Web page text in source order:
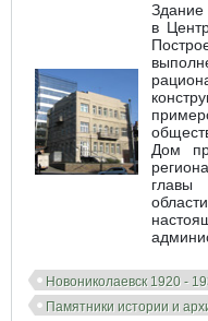
в
Дом
главы
Новониколаевск 1920 -
Памятники истории и